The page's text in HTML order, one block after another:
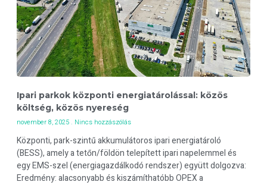
Ipari parkok központi energiatárolással: közös
költség, közös nyereség
november 8, 2025 Nincs hozzászólás
Központi, park-szintű akkumulátoros ipari energiatároló
(BESS), amely a tetőn/földön telepített ipari napelemmel és
egy EMS-szel (energiagazdálkodó rendszer) együtt dolgozva:
Eredmény: alacsonyabb és kiszámíthatóbb OPEX a